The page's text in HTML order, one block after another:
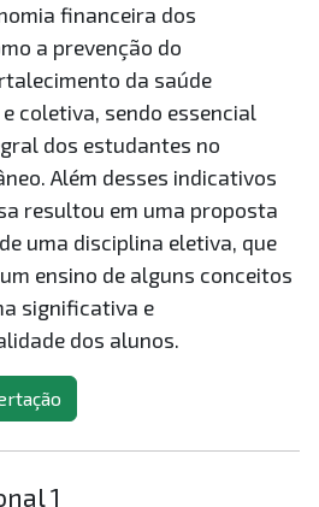
financeira dos
a prevenção do
da saúde
coletiva, sendo essencial
dos estudantes no
Além desses indicativos
resultou em uma proposta
uma disciplina eletiva, que
ensino de alguns conceitos
significativa e
dos alunos.
1